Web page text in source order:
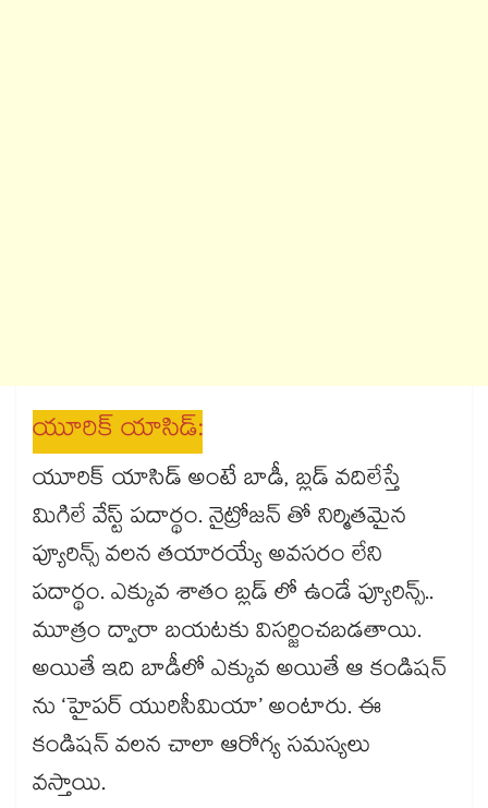
యూరిక్ యాసిడ్:
యూరిక్ యాసిడ్ అంటే బాడీ, బ్లడ్ వదిలేస్తే
మిగిలే వేస్ట్ పదార్థం. నైట్రోజన్ తో నిర్మితమైన
ప్యూరిన్స్ వలన తయారయ్యే అవసరం లేని
పదార్థం. ఎక్కువ శాతం బ్లడ్ లో ఉండే ప్యూరిన్స్..
మూత్రం ద్వారా బయటకు విసర్జించబడతాయి.
అయితే ఇది బాడీలో ఎక్కువ అయితే ఆ కండిషన్
ను ‘హైపర్ యురిసీమియా’ అంటారు. ఈ
కండిషన్ వలన చాలా ఆరోగ్య సమస్యలు
వస్తాయి.